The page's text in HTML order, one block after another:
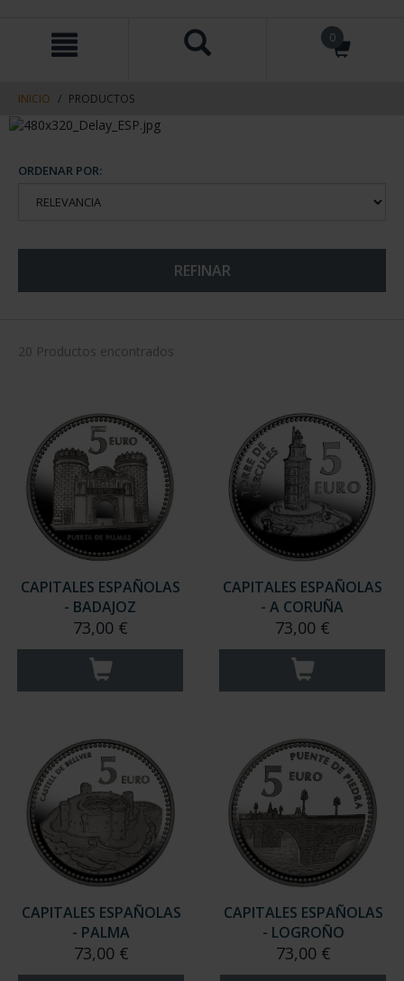
contenido
navegacin
0
INICIO PRODUCTOS
ORDENAR POR:
REFINAR
20 Productos encontrados
CAPITALES ESPAÑOLAS
- BADAJOZ
73,00 €
CAPITALES ESPAÑOLAS
- A CORUÑA
73,00 €
CAPITALES ESPAÑOLAS
- PALMA
73,00 €
CAPITALES ESPAÑOLAS
- LOGROÑO
73,00 €